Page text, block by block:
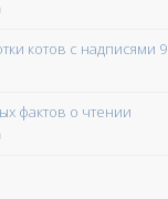
котов с надписями 9
фактов о чтении